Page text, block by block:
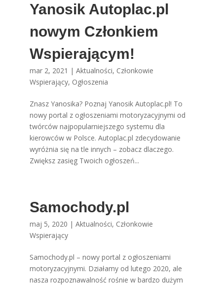
Yanosik Autoplac.pl
nowym Członkiem
Wspierającym!
mar 2, 2021 | Aktualności, Członkowie
Wspierający, Ogłoszenia
Znasz Yanosika? Poznaj Yanosik Autoplac.pl! To
nowy portal z ogłoszeniami motoryzacyjnymi od
twórców najpopularniejszego systemu dla
kierowców w Polsce. Autoplac.pl zdecydowanie
wyróżnia się na tle innych – zobacz dlaczego.
Zwiększ zasięg Twoich ogłoszeń...
Samochody.pl
maj 5, 2020 | Aktualności, Członkowie
Wspierający
Samochody.pl – nowy portal z ogłoszeniami
motoryzacyjnymi. Działamy od lutego 2020, ale
nasza rozpoznawalność rośnie w bardzo dużym